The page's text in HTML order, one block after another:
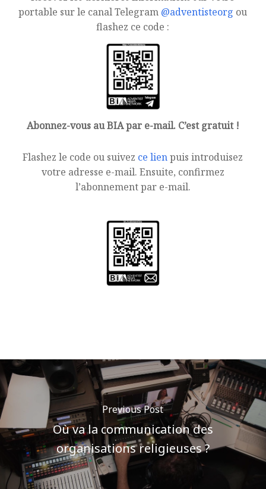
portable sur le canal Telegram @adventisteorg ou
flashez ce code :
Abonnez-vous au BIA par e-mail. C’est gratuit !
Flashez le code ou suivez ce lienpuis introduisez
votre adresse e-mail. Ensuite, confirmez
l’abonnement par e-mail.
Previous Post
Où va la communication des
organisations religieuses ?